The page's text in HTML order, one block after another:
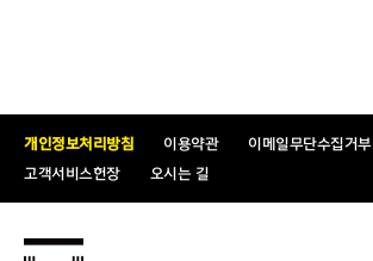
재단법인 세종문화회관 사장
개인정보처리방침 이용약관
이메일무단수집거부
고객서비스헌장
오시는 길